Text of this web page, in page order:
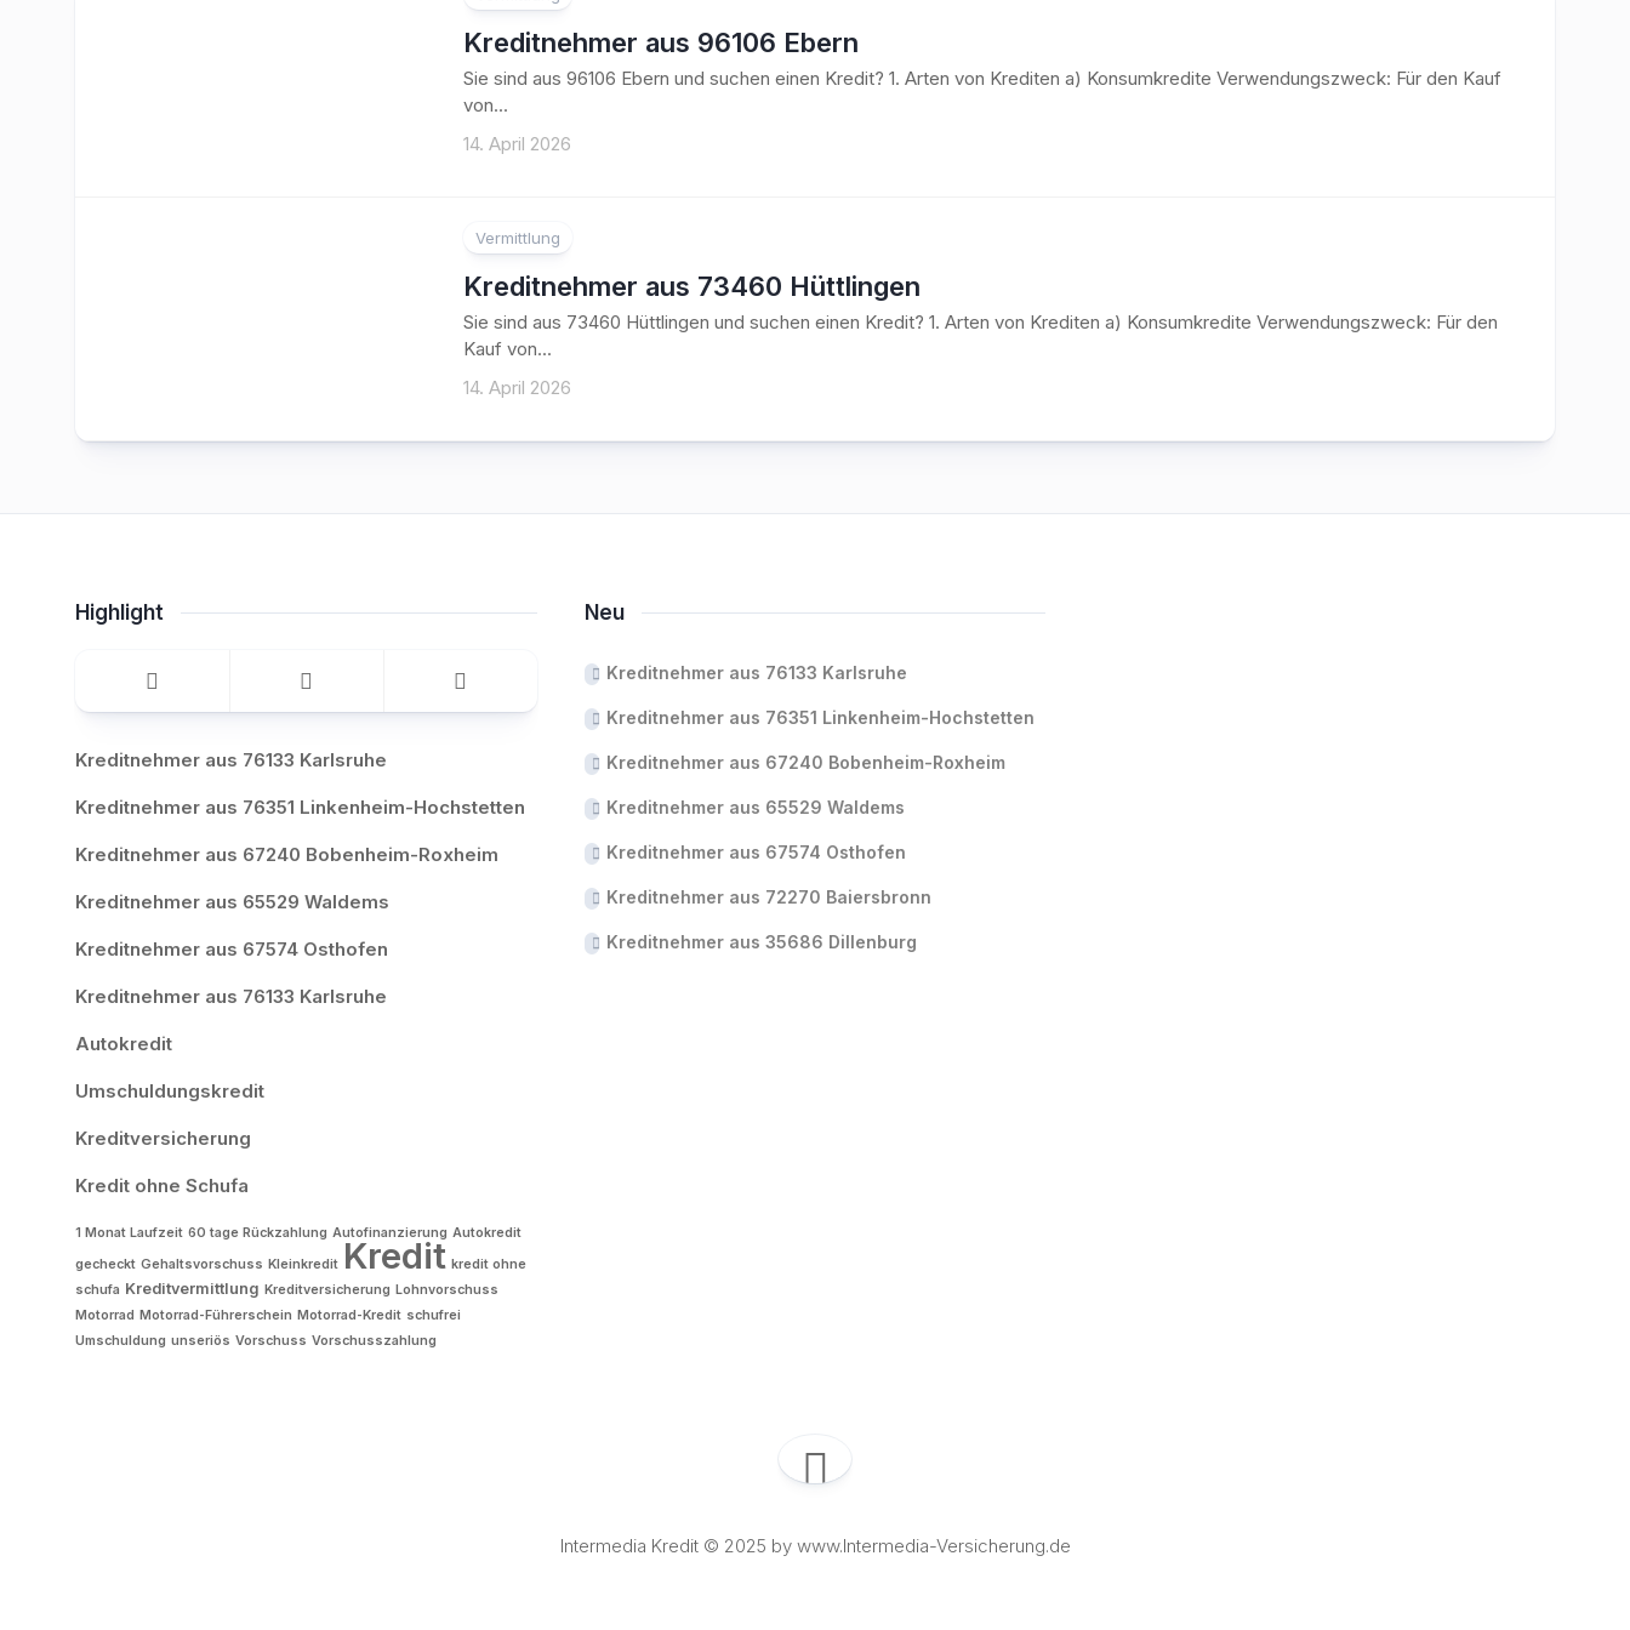
Kreditnehmer aus 96106 Ebern
Sie sind aus 96106 Ebern und suchen einen Kredit? 1. Arten von Krediten a) Konsumkredite Verwendungszweck: Für den Kauf
von...
14. April 2026
Vermittlung
Kreditnehmer aus 73460 Hüttlingen
Sie sind aus 73460 Hüttlingen und suchen einen Kredit? 1. Arten von Krediten a) Konsumkredite Verwendungszweck: Für den
Kauf von...
14. April 2026
Highlight
Kreditnehmer aus 76133 Karlsruhe
Kreditnehmer aus 76351 Linkenheim-Hochstetten
Kreditnehmer aus 67240 Bobenheim-Roxheim
Kreditnehmer aus 65529 Waldems
Kreditnehmer aus 67574 Osthofen
Kreditnehmer aus 76133 Karlsruhe
Autokredit
Umschuldungskredit
Kreditversicherung
Kredit ohne Schufa
1 Monat Laufzeit 60 tage Rückzahlung Autofinanzierung Autokredit
gecheckt Gehaltsvorschuss Kleinkredit Kredit kredit ohne
schufa Kreditvermittlung Kreditversicherung Lohnvorschuss
Motorrad Motorrad-Führerschein Motorrad-Kredit schufrei
Umschuldung unseriös Vorschuss Vorschusszahlung
Neu
Kreditnehmer aus 76133 Karlsruhe
Kreditnehmer aus 76351 Linkenheim-Hochstetten
Kreditnehmer aus 67240 Bobenheim-Roxheim
Kreditnehmer aus 65529 Waldems
Kreditnehmer aus 67574 Osthofen
Kreditnehmer aus 72270 Baiersbronn
Kreditnehmer aus 35686 Dillenburg
Intermedia Kredit © 2025 by www.Intermedia-Versicherung.de